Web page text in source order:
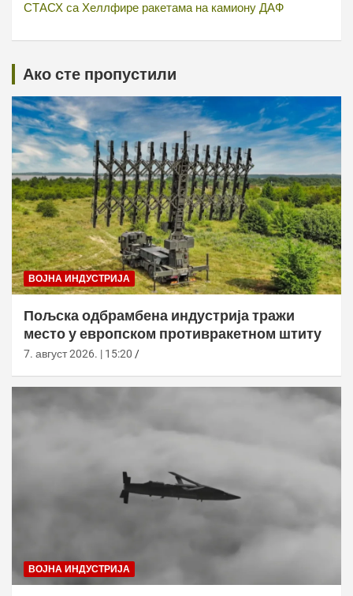
СТАСХ са Хеллфире ракетама на камиону ДАФ
Ако сте пропустили
ВОЈНА ИНДУСТРИЈА
Пољска одбрамбена индустрија тражи
место у европском противракетном штиту
7. август 2026. | 15:20
ВОЈНА ИНДУСТРИЈА